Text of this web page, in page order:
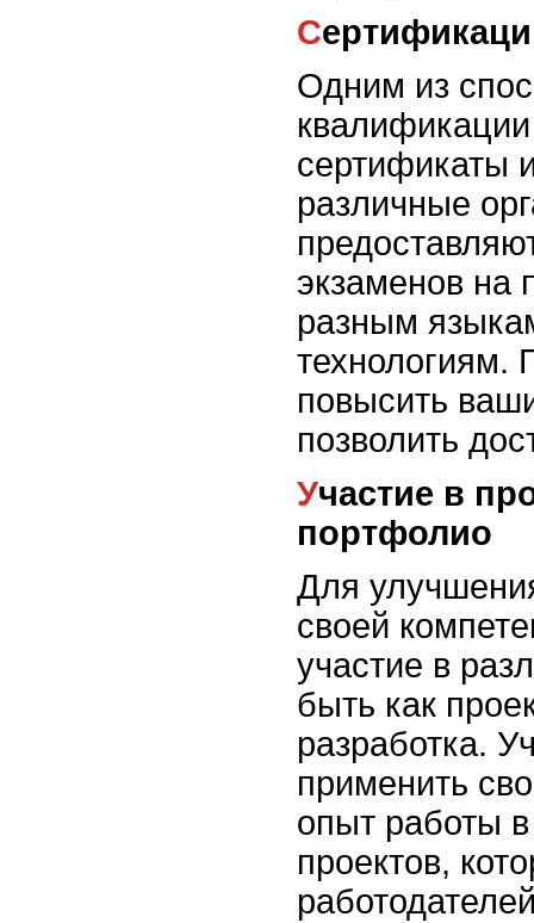
Одним из
сертификаты
различные
экзаменов на
разным
технологиям.
повысить
позволить
Участие в проектах и разработка
портфолио
Для
своей
участие в
быть как
разработка.
применить
опыт работы
проектов,